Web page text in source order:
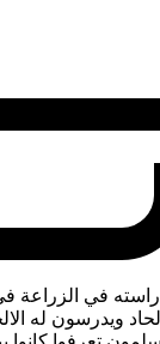
في الزراعة
ويدرسون له